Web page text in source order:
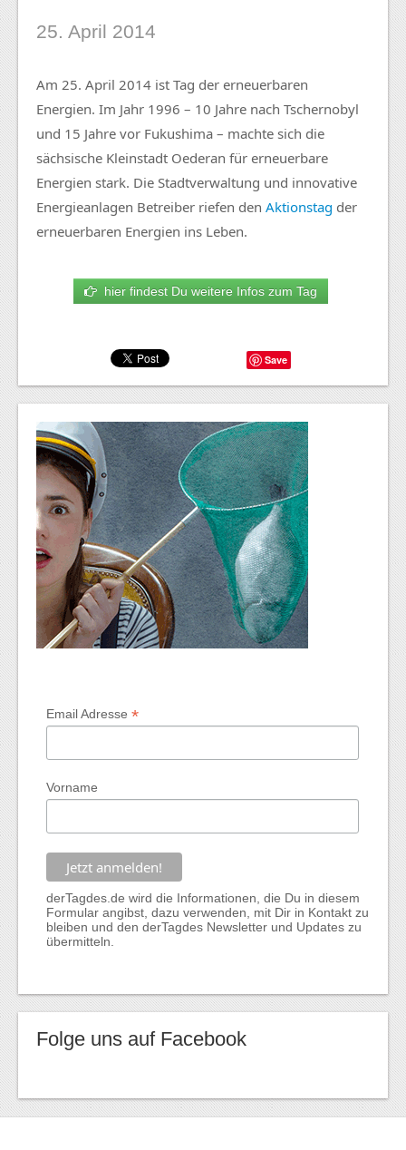
25. April 2014
Am 25. April 2014 ist Tag der erneuerbaren
Energien. Im Jahr 1996 – 10 Jahre nach Tschernobyl
und 15 Jahre vor Fukushima – machte sich die
sächsische Kleinstadt Oederan für erneuerbare
Energien stark. Die Stadtverwaltung und innovative
Energieanlagen Betreiber riefen den Aktionstag der
erneuerbaren Energien ins Leben.
hier findest Du weitere Infos zum Tag
Save
Email Adresse*
Vorname
derTagdes.de wird die Informationen, die Du in diesem
Formular angibst, dazu verwenden, mit Dir in Kontakt zu
bleiben und den derTagdes Newsletter und Updates zu
übermitteln.
Folge uns auf Facebook